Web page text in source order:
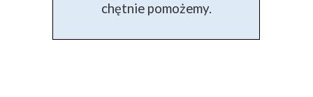
chętnie pomożemy.